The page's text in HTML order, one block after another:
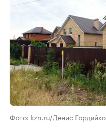
Фото: kzn.ru/Денис Гордийко